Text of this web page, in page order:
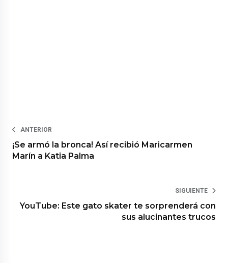
ANTERIOR
¡Se armó la bronca! Así recibió Maricarmen
Marín a Katia Palma
SIGUIENTE
YouTube: Este gato skater te sorprenderá con
sus alucinantes trucos